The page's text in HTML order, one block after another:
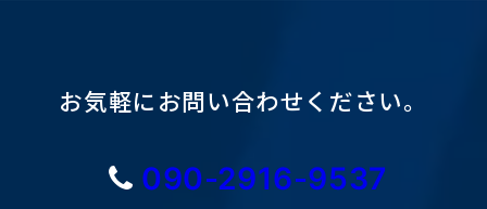
お気軽にお問い合わせください。
090-2916-9537